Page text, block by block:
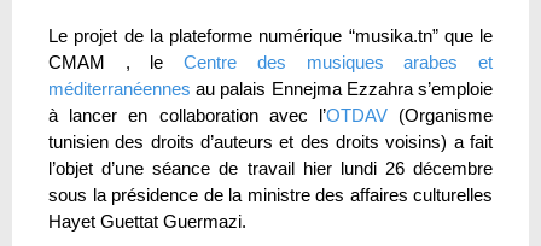
Le projet de la plateforme numérique “musika.tn” que le
CMAM , leCentre des musiques arabes et
méditerranéennes au palais Ennejma Ezzahra s’emploie
à lancer en collaboration avec l’OTDAV(Organisme
tunisien des droits d’auteurs et des droits voisins) a fait
l’objet d’une séance de travail hier lundi 26 décembre
sous la présidence de la ministre des affaires culturelles
Hayet Guettat Guermazi.